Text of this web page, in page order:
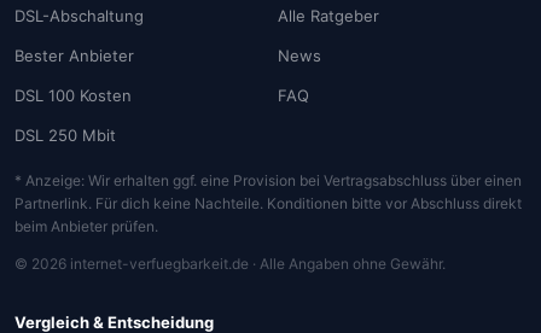
DSL-Abschaltung
Bester Anbieter
DSL 100 Kosten
DSL 250 Mbit
Alle Ratgeber
News
FAQ
* Anzeige: Wir erhalten ggf. eine Provision bei Vertragsabschluss über einen
Partnerlink. Für dich keine Nachteile. Konditionen bitte vor Abschluss direkt
beim Anbieter prüfen.
© 2026 internet-verfuegbarkeit.de · Alle Angaben ohne Gewähr.
Vergleich & Entscheidung